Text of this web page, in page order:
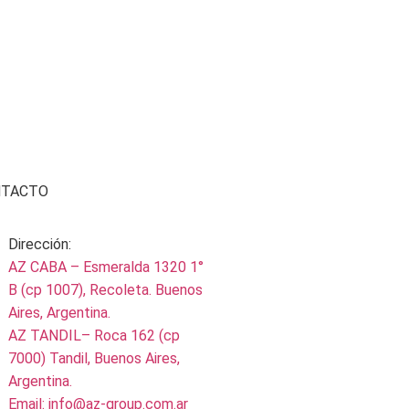
Dirección:
AZ CABA – Esmeralda 1320 1°
B (cp 1007), Recoleta. Buenos
Aires, Argentina.
AZ TANDIL– Roca 162 (cp
7000) Tandil, Buenos Aires,
Argentina.
Email: info@az-group.com.ar